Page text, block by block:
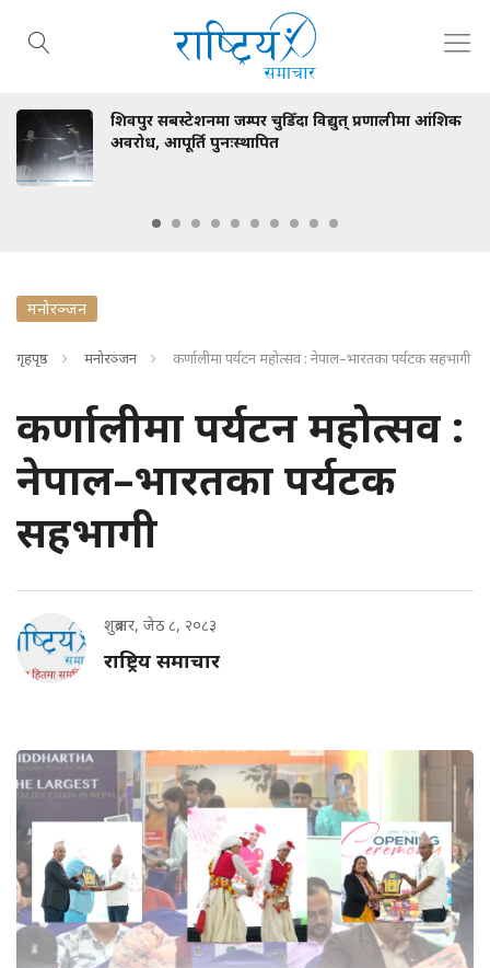
जम्पर चुडिँदा विद्युत् प्रणालीमा आंशिक
पुनःस्थापित
रास्वपाका
मनोरञ्जन
गृहपृष्ठ मनोरञ्जन कर्णालीमा पर्यटन महोत्सव : नेपाल–भारतका पर्यटक सहभागी
कर्णालीमा पर्यटन महोत्सव :
नेपाल–भारतका पर्यटक
सहभागी
शुक्रबार, जेठ ८, २०८३
राष्ट्रिय समाचार